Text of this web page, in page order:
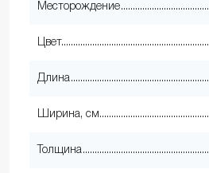
Месторождение
Цвет
Длина
Ширина, см
Толщина